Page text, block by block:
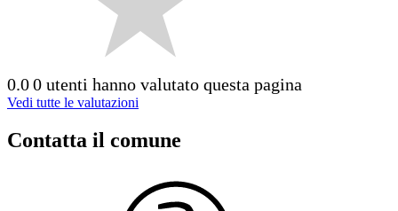
0.00 utenti hanno valutato questa pagina
Vedi tutte le valutazioni
Contatta il comune